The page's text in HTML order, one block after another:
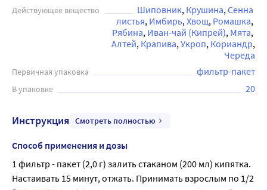
виде 20 пакетиков по 2 грамма. Он имеет приятный
аромат и вкус, не содержит искусственных добавок и
Действующее вещество Шиповник Крушина Сенна
листья Имбирь Хвощ Ромашка
Рябина Иван-чай (Кипрей) Мята
Алтей Крапива Укроп Кориандр
Череда
Первичная упаковка фильтр-пакет
В упаковке 20
Инструкция Смотреть полностью
Способ применения и дозы
1 фильтр - пакет (2,0 г) залить стаканом (200 мл) кипятка.
Настаивать 15 минут, отжать. Принимать взрослым по 1/2